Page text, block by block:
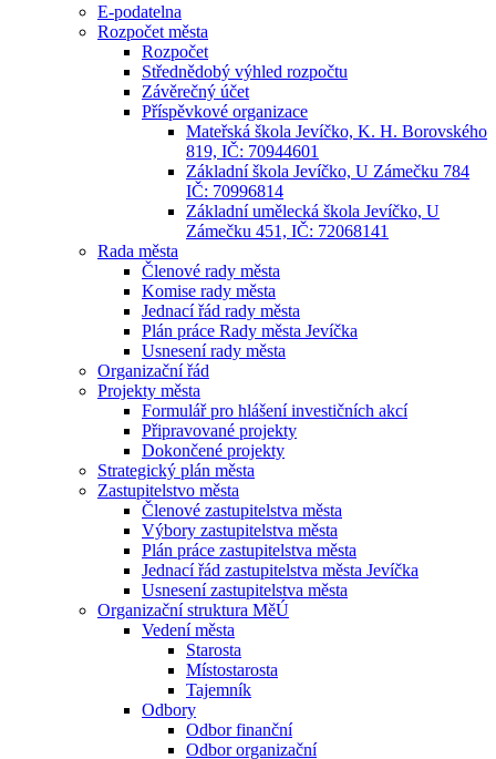
E-podatelna
Rozpočet města
Rozpočet
Střednědobý výhled rozpočtu
Závěrečný účet
Příspěvkové organizace
Mateřská škola Jevíčko, K. H. Borovského
819, IČ: 70944601
Základní škola Jevíčko, U Zámečku 784
IČ: 70996814
Základní umělecká škola Jevíčko, U
Zámečku 451, IČ: 72068141
Rada města
Členové rady města
Komise rady města
Jednací řád rady města
Plán práce Rady města Jevíčka
Usnesení rady města
Organizační řád
Projekty města
Formulář pro hlášení investičních akcí
Připravované projekty
Dokončené projekty
Strategický plán města
Zastupitelstvo města
Členové zastupitelstva města
Výbory zastupitelstva města
Plán práce zastupitelstva města
Jednací řád zastupitelstva města Jevíčka
Usnesení zastupitelstva města
Organizační struktura MěÚ
Vedení města
Starosta
Místostarosta
Tajemník
Odbory
Odbor finanční
Odbor organizační